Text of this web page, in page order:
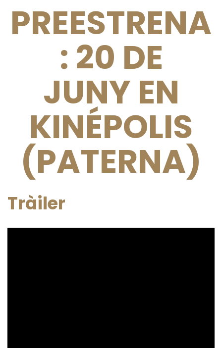
PREESTRENA
: 20 DE
JUNY EN
KINÉPOLIS
(PATERNA)
Tràiler